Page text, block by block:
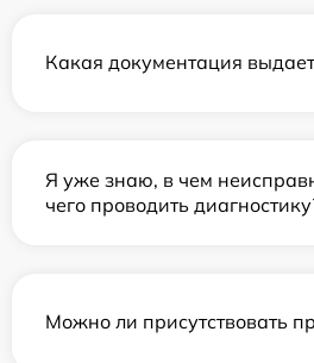
Какая документация
Я уже знаю, в чем
чего проводить
Можно ли присутствовать